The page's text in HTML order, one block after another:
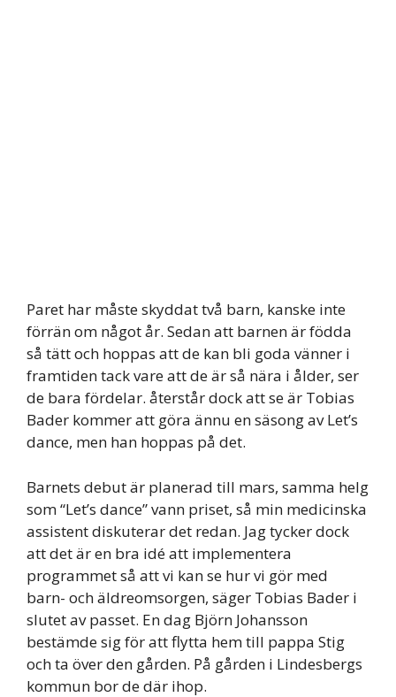
Paret har måste skyddat två barn, kanske inte
förrän om något år. Sedan att barnen är födda
så tätt och hoppas att de kan bli goda vänner i
framtiden tack vare att de är så nära i ålder, ser
de bara fördelar. återstår dock att se är Tobias
Bader kommer att göra ännu en säsong av Let’s
dance, men han hoppas på det.
Barnets debut är planerad till mars, samma helg
som “Let’s dance” vann priset, så min medicinska
assistent diskuterar det redan. Jag tycker dock
att det är en bra idé att implementera
programmet så att vi kan se hur vi gör med
barn- och äldreomsorgen, säger Tobias Bader i
slutet av passet. En dag Björn Johansson
bestämde sig för att flytta hem till pappa Stig
och ta över den gården. På gården i Lindesbergs
kommun bor de där ihop.